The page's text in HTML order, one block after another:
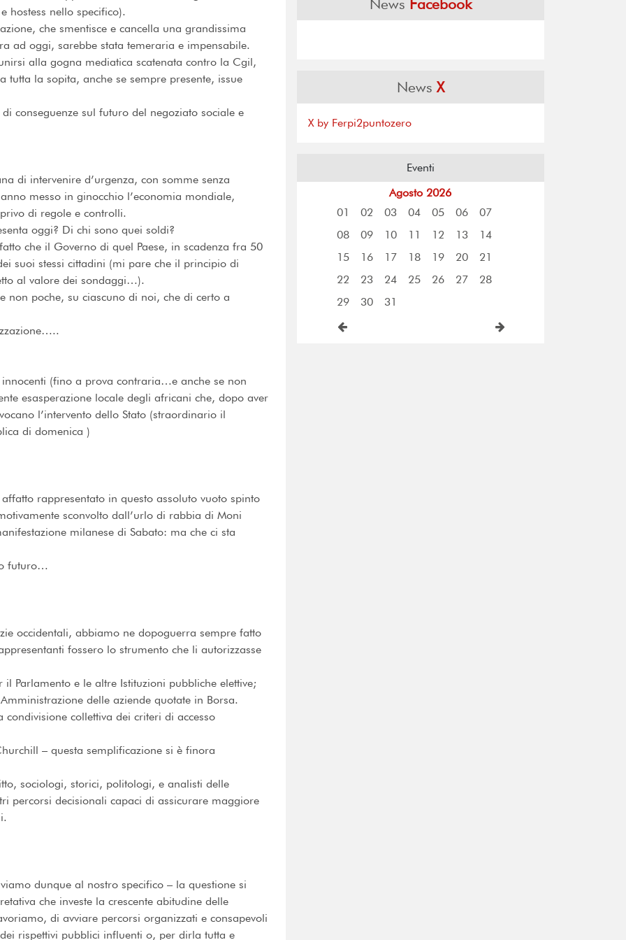
hostess nello specifico).
che smentisce e cancella una grandissima
ad oggi, sarebbe stata temeraria e impensabile.
alla gogna mediatica scatenata contro la Cgil,
la sopita, anche se sempre presente, issue
conseguenze sul futuro del negoziato sociale e
di intervenire d’urgenza, con somme senza
messo in ginocchio l’economia mondiale,
di regole e controlli.
oggi? Di chi sono quei soldi?
che il Governo di quel Paese, in scadenza fra 50
suoi stessi cittadini (mi pare che il principio di
al valore dei sondaggi…).
non poche, su ciascuno di noi, che di certo a
(fino a prova contraria…e anche se non
esasperazione locale degli africani che, dopo aver
l’intervento dello Stato (straordinario il
di domenica )
rappresentato in questo assoluto vuoto spinto
sconvolto dall’urlo di rabbia di Moni
milanese di Sabato: ma che ci sta
futuro…
occidentali, abbiamo ne dopoguerra sempre fatto
fossero lo strumento che li autorizzasse
Parlamento e le altre Istituzioni pubbliche elettive;
delle aziende quotate in Borsa.
collettiva dei criteri di accesso
– questa semplificazione si è finora
sociologi, storici, politologi, e analisti delle
percorsi decisionali capaci di assicurare maggiore
dunque al nostro specifico – la questione si
che investe la crescente abitudine delle
di avviare percorsi organizzati e consapevoli
rispettivi pubblici influenti o, per dirla tutta e
News Facebook
NewsX
X by Ferpi2puntozero
Eventi
Agosto 2026
01
02 03 04 05 06
07
08
09 10 11 12 13
14
15
16 17 18 19 20
21
22
23 24 25 26 27
28
29
30 31